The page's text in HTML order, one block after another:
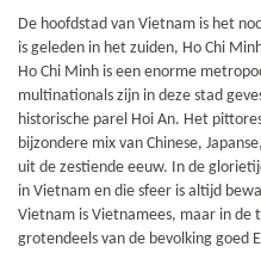
De hoofdstad van Vietnam is het
is geleden in het zuiden, Ho Chi
Ho Chi Minh is een enorme
multinationals zijn in deze stad
historische parel Hoi An. Het
bijzondere mix van Chinese,
uit de zestiende eeuw. In de
in Vietnam en die sfeer is altijd
Vietnam is Vietnamees, maar in de
grotendeels van de bevolking goed